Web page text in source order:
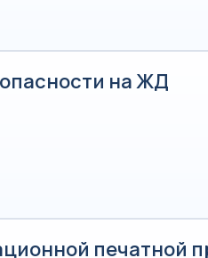
на ЖД
печатной